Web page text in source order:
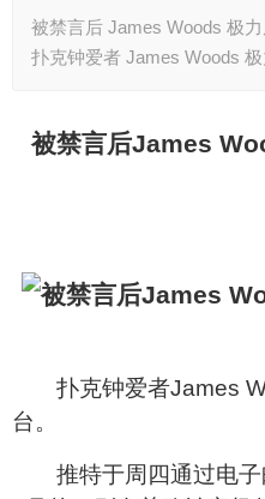
被禁言后 James Woods 极
扑克钟爱者 James Woods 极
被禁言后James
扑克钟爱者James
台。
推特于周四通过电